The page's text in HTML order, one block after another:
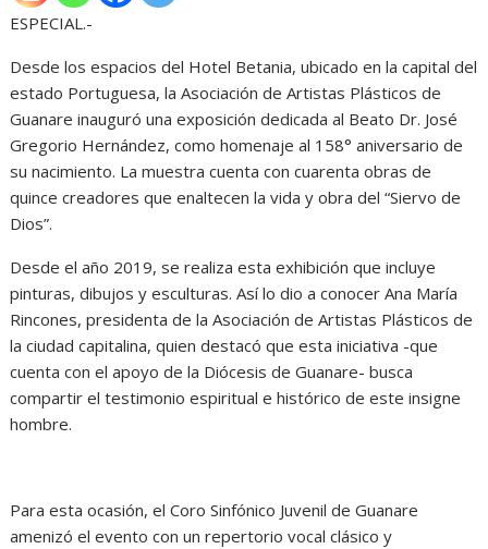
ESPECIAL.-
Desde los espacios del Hotel Betania, ubicado en la capital del
estado Portuguesa, la Asociación de Artistas Plásticos de
Guanare inauguró una exposición dedicada al Beato Dr. José
Gregorio Hernández, como homenaje al 158° aniversario de
su nacimiento. La muestra cuenta con cuarenta obras de
quince creadores que enaltecen la vida y obra del “Siervo de
Dios”.
Desde el año 2019, se realiza esta exhibición que incluye
pinturas, dibujos y esculturas. Así lo dio a conocer Ana María
Rincones, presidenta de la Asociación de Artistas Plásticos de
la ciudad capitalina, quien destacó que esta iniciativa -que
cuenta con el apoyo de la Diócesis de Guanare- busca
compartir el testimonio espiritual e histórico de este insigne
hombre.
Para esta ocasión, el Coro Sinfónico Juvenil de Guanare
amenizó el evento con un repertorio vocal clásico y